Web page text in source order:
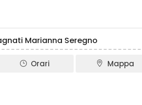
Marianna Seregno
Orari Mappa